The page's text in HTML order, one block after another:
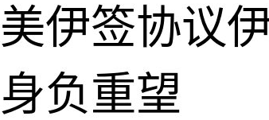
美伊签协议
身负重望